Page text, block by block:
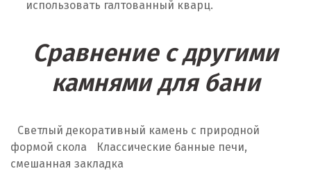
использовать галтованный кварц.
Сравнение с другими
камнями для бани
Светлый декоративный камень с природной
формой скола
Классические банные печи,
смешанная закладка